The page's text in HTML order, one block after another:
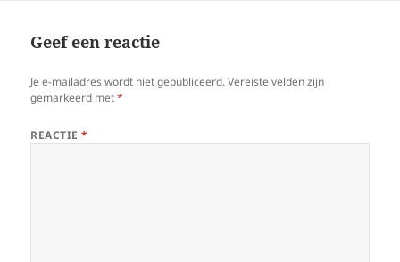
Geef een reactie
Je e-mailadres wordt niet gepubliceerd. Vereiste velden zijn
gemarkeerd met*
REACTIE*